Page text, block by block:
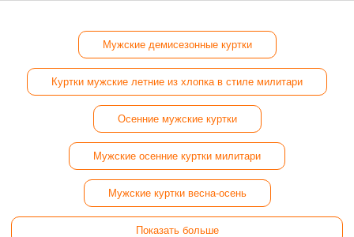
Мужские демисезонные куртки
Куртки мужские летние из хлопка в стиле милитари
Осенние мужские куртки
Мужские осенние куртки милитари
Мужские куртки весна-осень
Показать больше